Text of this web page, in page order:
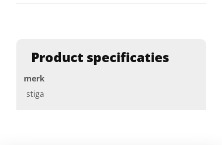
Product specificaties
merk
stiga